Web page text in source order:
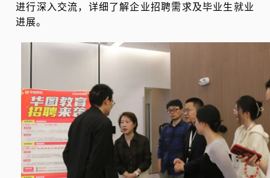
进行深入交流，详细了解企业招聘需求及毕业生就业
进展。